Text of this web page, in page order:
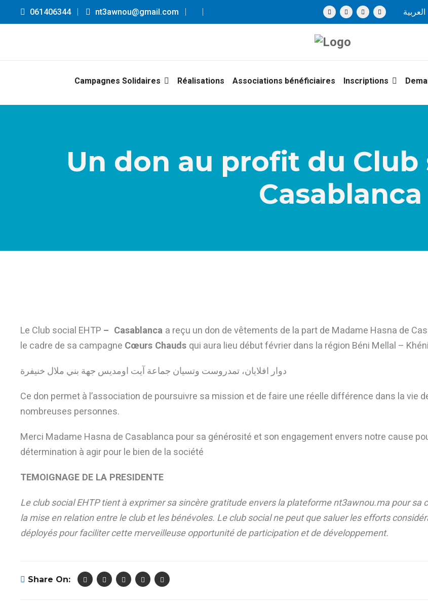
061406344 nt3awnou@gmail.com العربية
Campagnes Solidaires Réalisations Associations bénéficiaires Inscriptions
Un don au profit du Club
Casablanca
Le Club social EHTP – Casablanca a reçu un don de vêtements de la part de Madame Hasna de
le cadre de sa campagne Cœurs Chauds qui aura lieu début février dans la région Béni Mellal –
دوار افلايان، تمدروست وتسيان جماعة آيت اومديس جهة بني ملال خنيفرة
Ce don permet à l’association de poursuivre sa mission et de faire une réelle différence dans la vie
nombreuses personnes.
Merci Madame Hasna de Casablanca pour sa générosité et son engagement envers notre cause
détermination à agir pour le bien de la société
TEMOIGNAGE DE LA PRESIDENTE
Le club social EHTP tient à exprimer sa sincère gratitude envers la plateforme nt3awnou.ma pour sa
la mise en relation entre le club et les bénévoles. Le club social ne peut que saluer les efforts
déployés pour faciliter cette merveilleuse opportunité de participation et de développement.
Share On: